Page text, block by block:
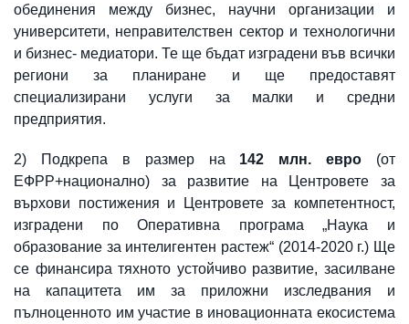
обединения между бизнес, научни организации и
университети, неправителствен сектор и технологични
и бизнес- медиатори. Те ще бъдат изградени във всички
региони за планиране и ще предоставят
специализирани услуги за малки и средни
предприятия.
2) Подкрепа в размер на 142 млн. евро (от
ЕФРР+национално) за развитие на Центровете за
върхови постижения и Центровете за компетентност,
изградени по Оперативна програма „Наука и
образование за интелигентен растеж“ (2014-2020 г.) Ще
се финансира тяхното устойчиво развитие, засилване
на капацитета им за приложни изследвания и
пълноценното им участие в иновационната екосистема